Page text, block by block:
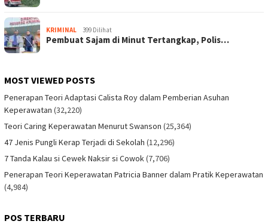
KRIMINAL 399 Dilihat
Pembuat Sajam di Minut Tertangkap, Polis…
MOST VIEWED POSTS
Penerapan Teori Adaptasi Calista Roy dalam Pemberian Asuhan
Keperawatan (32,220)
Teori Caring Keperawatan Menurut Swanson (25,364)
47 Jenis Pungli Kerap Terjadi di Sekolah (12,296)
7 Tanda Kalau si Cewek Naksir si Cowok(7,706)
Penerapan Teori Keperawatan Patricia Banner dalam Pratik Keperawatan
(4,984)
POS TERBARU